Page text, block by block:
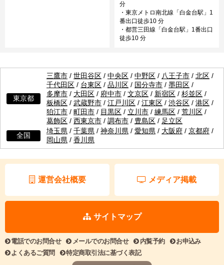
分
・東京メトロ南北線「白金台駅」1
番出口徒歩10 分
・都営三田線「白金台駅」1番出口
徒歩10 分
東京都
三鷹市 / 世田谷区 / 中央区 / 中野区 / 八王子市 / 北区 /
千代田区 / 台東区 / 品川区 / 国分寺市 / 墨田区 /
多摩市 / 大田区 / 府中市 / 文京区 / 新宿区 / 杉並区 /
板橋区 / 武蔵野市 / 江戸川区 / 江東区 / 渋谷区 / 港区 /
狛江市 / 町田市 / 目黒区 / 立川市 / 練馬区 / 荒川区 /
葛飾区 / 西東京市 / 調布市 / 豊島区 / 足立区
全国
埼玉県 / 千葉県 / 神奈川県 / 愛知県 / 大阪府 / 京都府 /
岡山県 / 香川県
運営会社概要 メディア掲載
サイトマップ
電話でのお問合せ メールでのお問合せ 内覧予約
お申込み
よくあるご質問
特定商取引法に基づく表記